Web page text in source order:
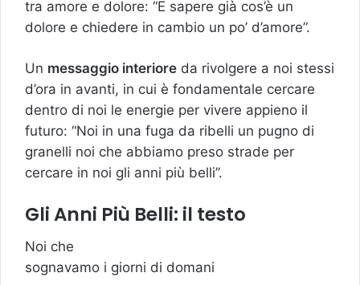
tra amore e dolore: “E sapere già cos’è un
dolore e chiedere in cambio un po’ d’amore”.
Un messaggio interiore da rivolgere a noi stessi
d’ora in avanti, in cui è fondamentale cercare
dentro di noi le energie per vivere appieno il
futuro: “Noi in una fuga da ribelli un pugno di
granelli noi che abbiamo preso strade per
cercare in noi gli anni più belli”.
Gli Anni Più Belli: il testo
Noi che
sognavamo i giorni di domani